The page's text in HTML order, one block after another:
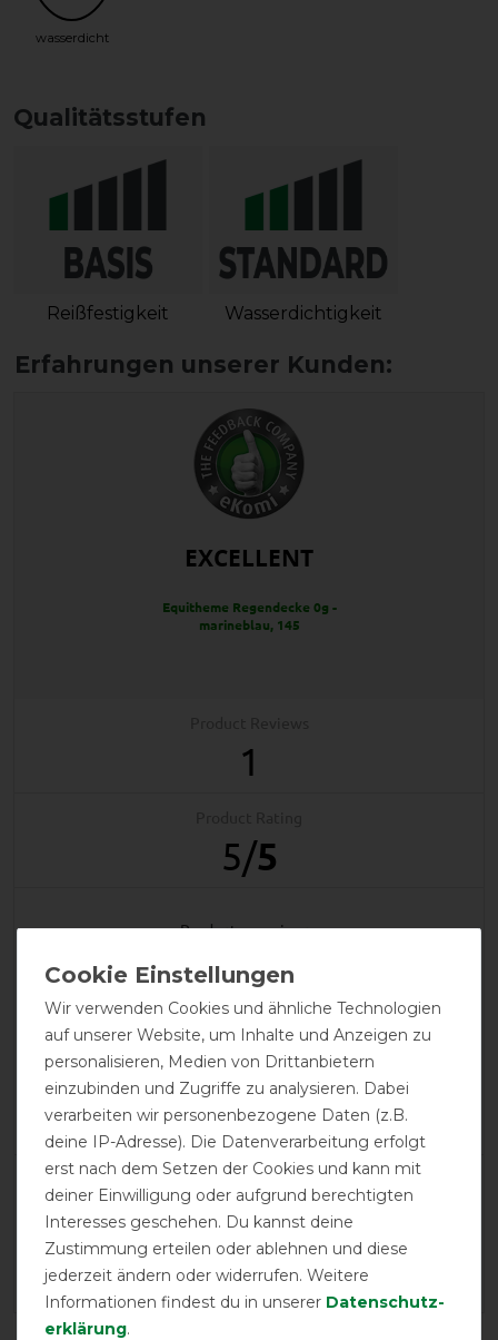
wasserdicht
Qualitätsstufen
Reißfestigkeit Wasserdichtigkeit
EXCELLENT
Equitheme Regendecke 0g -
marineblau, 145
1
5/5
product experience
calculated from 1 customer reviews
Positive
Neutral
0%
Negative
0%
10.10.2025
Ich finde alle Decken von Equitheme haben die optimale
Passform für mien Pferd
Wir verwenden Cookies und ähnliche Technologien
auf unserer Website, um Inhalte und Anzeigen zu
personalisieren, Medien von Drittanbietern
einzubinden und Zugriffe zu analysieren. Dabei
verarbeiten wir personenbezogene Daten (z.B.
deine IP-Adresse). Die Datenverarbeitung erfolgt
erst nach dem Setzen der Cookies und kann mit
deiner Einwilligung oder aufgrund berechtigten
Interesses geschehen. Du kannst deine
Zustimmung erteilen oder ablehnen und diese
jederzeit ändern oder widerrufen. Weitere
Informationen findest du in unserer Daten­schutz­
erklärung.